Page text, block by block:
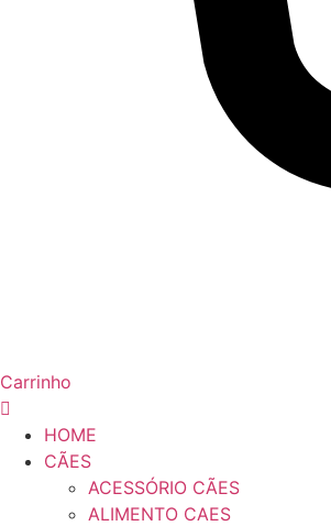
Carrinho
HOME
CÃES
ACESSÓRIO CÃES
ALIMENTO CAES